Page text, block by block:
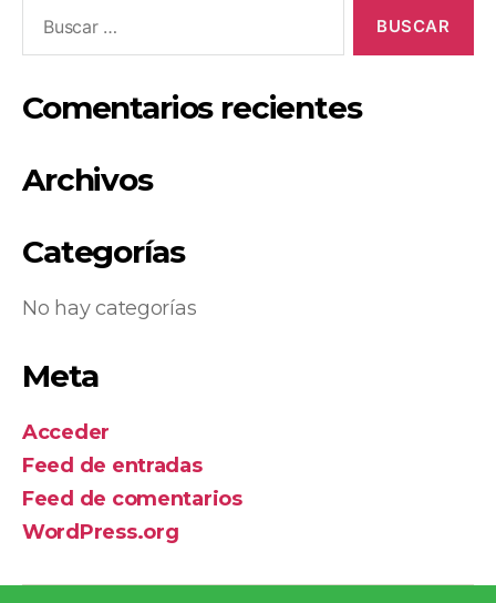
Comentarios recientes
Archivos
Categorías
No hay categorías
Meta
Acceder
Feed de entradas
Feed de comentarios
WordPress.org